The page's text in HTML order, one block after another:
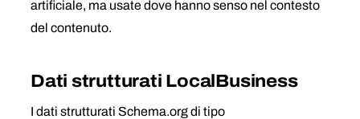
artificiale, ma usate dove hanno senso nel contesto
del contenuto.
Dati strutturati LocalBusiness
I dati strutturati Schema.org di tipo